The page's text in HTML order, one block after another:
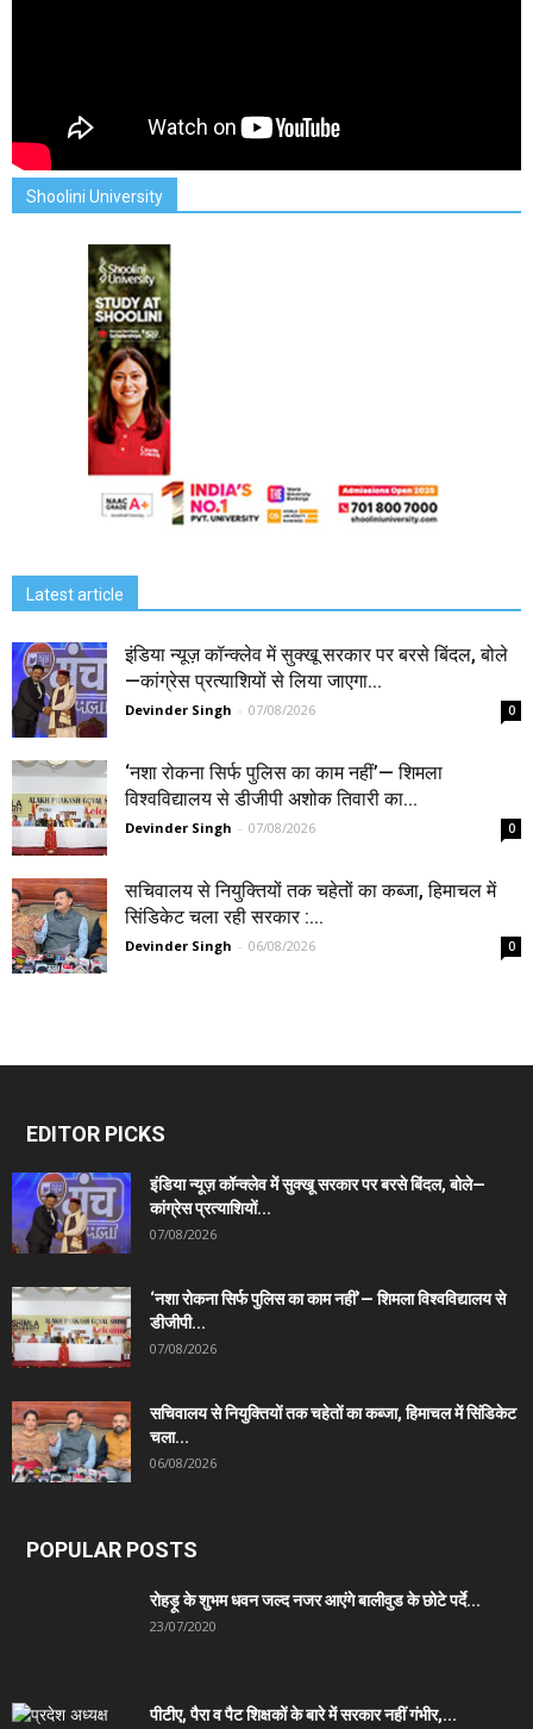
Shoolini University
Latest article
इंडिया न्यूज़ कॉन्क्लेव में सुक्खू सरकार पर बरसे बिंदल, बोले
—कांग्रेस प्रत्याशियों से लिया जाएगा...
Devinder Singh - 07/08/2026 0
‘नशा रोकना सिर्फ पुलिस का काम नहीं’— शिमला
विश्वविद्यालय से डीजीपी अशोक तिवारी का...
Devinder Singh - 07/08/2026 0
सचिवालय से नियुक्तियों तक चहेतों का कब्जा, हिमाचल में
सिंडिकेट चला रही सरकार :...
Devinder Singh - 06/08/2026 0
EDITOR PICKS
इंडिया न्यूज़ कॉन्क्लेव में सुक्खू सरकार पर बरसे बिंदल, बोले—
कांग्रेस प्रत्याशियों...
07/08/2026
‘नशा रोकना सिर्फ पुलिस का काम नहीं’— शिमला विश्वविद्यालय से
डीजीपी...
07/08/2026
सचिवालय से नियुक्तियों तक चहेतों का कब्जा, हिमाचल में सिंडिकेट
चला...
06/08/2026
POPULAR POSTS
रोहड़ू के शुभम धवन जल्द नजर आएंगे बालीवुड के छोटे पर्दे...
23/07/2020
पीटीए, पैरा व पैट शिक्षकों के बारे में सरकार नहीं गंभीर,...